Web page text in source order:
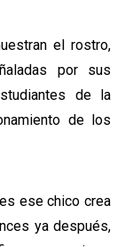
el rostro,
por sus
de la
de los
ese chico crea
ya después,